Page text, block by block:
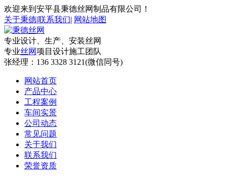
欢迎来到安平县秉德丝网制品有限公司！
关于秉德|联系我们| 网站地图
专业设计、生产、安装丝网
专业丝网项目设计施工团队
张经理： 136 3328 3121(微信同号)
网站首页
产品中心
工程案例
车间实景
公司动态
常见问题
关于我们
联系我们
荣誉资质